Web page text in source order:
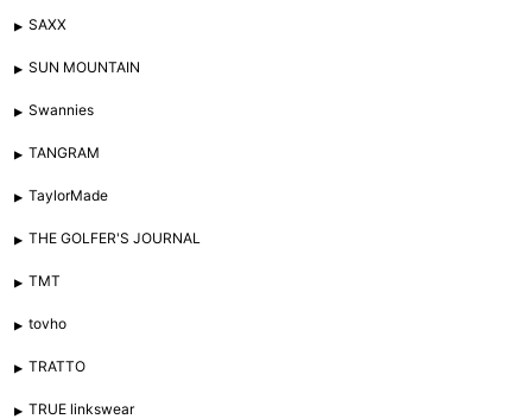
SAXX
SUN MOUNTAIN
Swannies
TANGRAM
TaylorMade
THE GOLFER'S JOURNAL
TMT
tovho
TRATTO
TRUE linkswear